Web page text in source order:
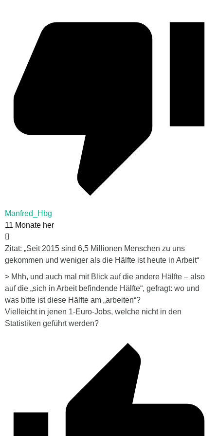
Manfred_Hbg
11 Monate her
Zitat: „Seit 2015 sind 6,5 Millionen Menschen zu uns
gekommen und weniger als die Hälfte ist heute in Arbeit“
> Mhh, und auch mal mit Blick auf die andere Hälfte – also
auf die „sich in Arbeit befindende Hälfte“, gefragt: wo und
was bitte ist diese Hälfte am „arbeiten“?
Vielleicht in jenen 1-Euro-Jobs, welche nicht in den
Statistiken geführt werden?